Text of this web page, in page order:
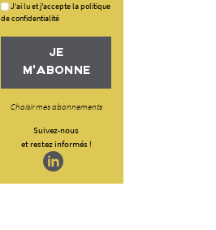
J'ai lu et j'accepte la politique
de confidentialité
JE
M'ABONNE
Choisir mes abonnements
Suivez-nous
et restez informés !